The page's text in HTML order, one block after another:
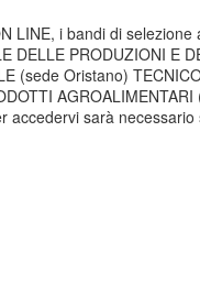
LINE, i bandi di selezione
DELLE PRODUZIONI E
(sede Oristano)
AGROALIMENTARI
accedervi sarà